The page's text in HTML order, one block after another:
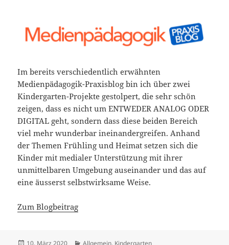
Im bereits verschiedentlich erwähnten
Medienpädagogik-Praxisblog bin ich über zwei
Kindergarten-Projekte gestolpert, die sehr schön
zeigen, dass es nicht um ENTWEDER ANALOG ODER
DIGITAL geht, sondern dass diese beiden Bereich
viel mehr wunderbar ineinandergreifen. Anhand
der Themen Frühling und Heimat setzen sich die
Kinder mit medialer Unterstützung mit ihrer
unmittelbaren Umgebung auseinander und das auf
eine äusserst selbstwirksame Weise.
Zum Blogbeitrag
Veröffentlicht
Kategorien